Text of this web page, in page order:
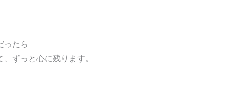
ったら
ずっと心に残ります。